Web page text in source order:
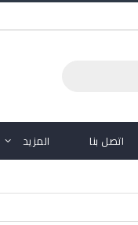
اتصل بنا المزيد